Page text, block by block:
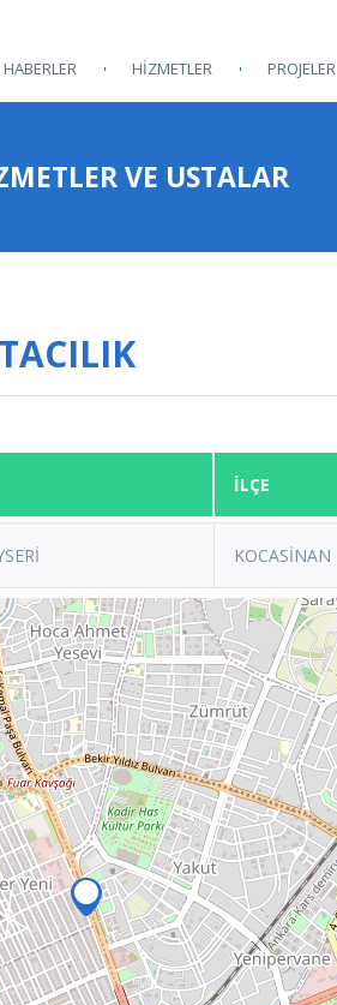
HABERLER HİZMETLER PROJELER
VE USTALAR
İLÇE
KOCASİNAN